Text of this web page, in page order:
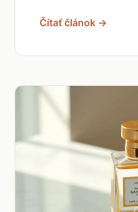
Čítať článok →